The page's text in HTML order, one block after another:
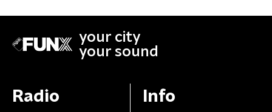
your city
your sound
Radio Info